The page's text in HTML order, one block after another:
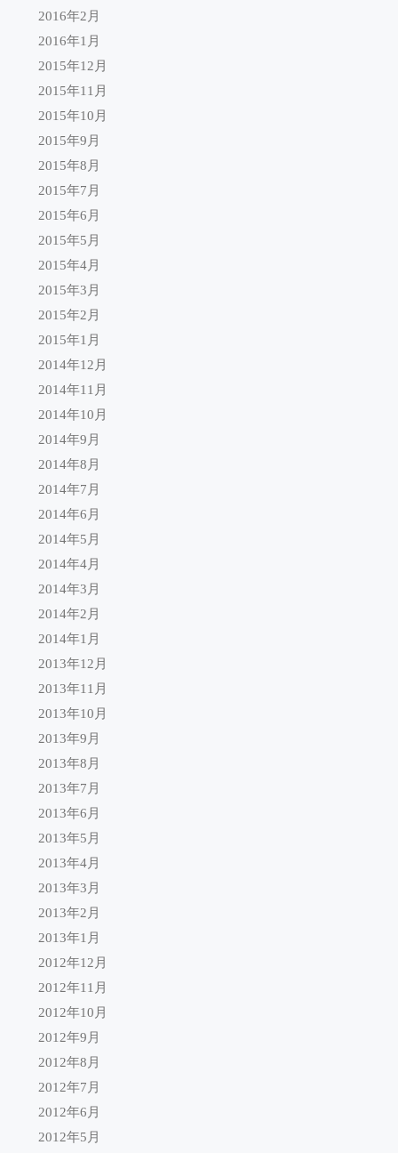
2016年2月
2016年1月
2015年12月
2015年11月
2015年10月
2015年9月
2015年8月
2015年7月
2015年6月
2015年5月
2015年4月
2015年3月
2015年2月
2015年1月
2014年12月
2014年11月
2014年10月
2014年9月
2014年8月
2014年7月
2014年6月
2014年5月
2014年4月
2014年3月
2014年2月
2014年1月
2013年12月
2013年11月
2013年10月
2013年9月
2013年8月
2013年7月
2013年6月
2013年5月
2013年4月
2013年3月
2013年2月
2013年1月
2012年12月
2012年11月
2012年10月
2012年9月
2012年8月
2012年7月
2012年6月
2012年5月